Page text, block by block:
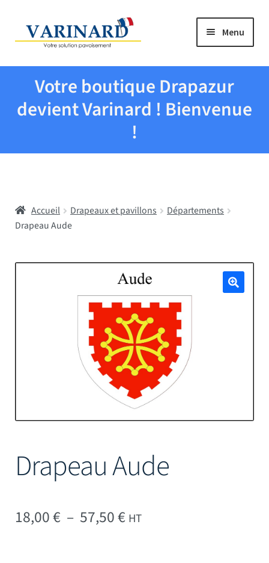
Aller à la navigation
Aller au contenu Menu
Tous les produits
Drapeaux et pavillons
Écoles
Votre boutique Drapazur
devient Varinard ! Bienvenue
!
Accueil Drapeaux et pavillons
Départements
Drapeau Aude
Drapeau Aude
18,00€ – 57,50€Plage de prix : 18,00 €
HT